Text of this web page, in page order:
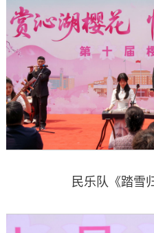
民乐队《踏雪